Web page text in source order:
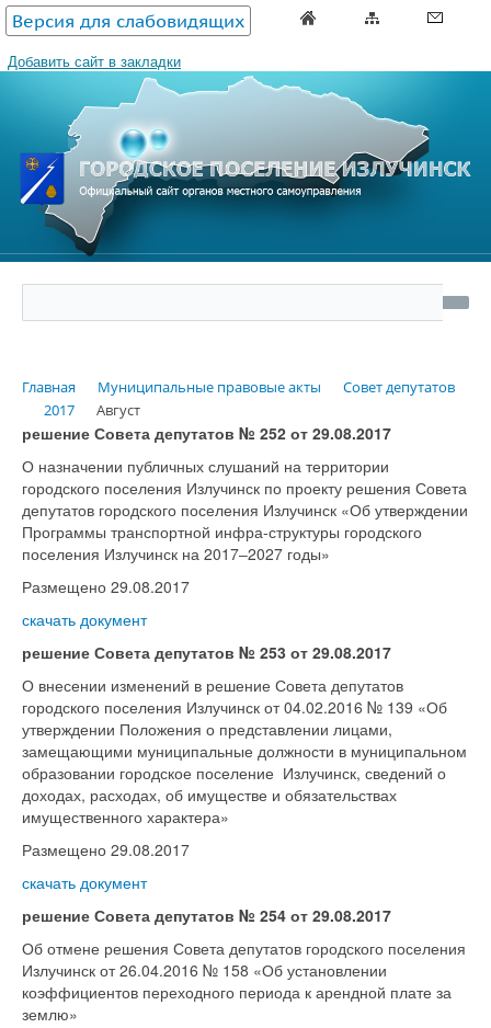
Версия для слабовидящих
Добавить сайт в закладки
Главная Муниципальные правовые акты
Совет депутатов
2017
Август
решение Совета депутатов № 252 от 29.08.2017
О назначении публичных слушаний на территории
городского поселения Излучинск по проекту решения Совета
депутатов городского поселения Излучинск «Об утверждении
Программы транспортной инфра-структуры городского
поселения Излучинск на 2017‒2027 годы»
Размещено 29.08.2017
скачать документ
решение Совета депутатов № 253 от 29.08.2017
О внесении изменений в решение Совета депутатов
городского поселения Излучинск от 04.02.2016 № 139 «Об
утверждении Положения о представлении лицами,
замещающими муниципальные должности в муниципальном
образовании городское поселение Излучинск, сведений о
доходах, расходах, об имуществе и обязательствах
имущественного характера»
Размещено 29.08.2017
скачать документ
решение Совета депутатов № 254 от 29.08.2017
Об отмене решения Совета депутатов городского поселения
Излучинск от 26.04.2016 № 158 «Об установлении
коэффициентов переходного периода к арендной плате за
землю»